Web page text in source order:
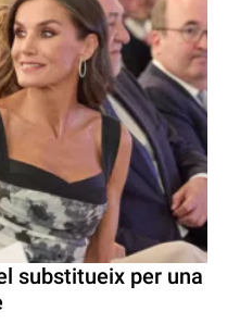
substitueix per una